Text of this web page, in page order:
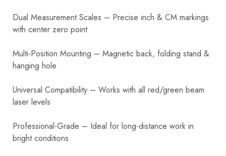
Dual Measurement Scales – Precise inch & CM markings
with center zero point
Multi-Position Mounting – Magnetic back, folding stand &
hanging hole
Universal Compatibility – Works with all red/green beam
laser levels
Professional-Grade – Ideal for long-distance work in
bright conditions